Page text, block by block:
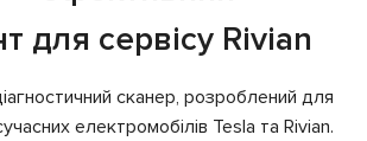
для сервісу Rivian
сканер, розроблений для
електромобілів Tesla та Rivian.